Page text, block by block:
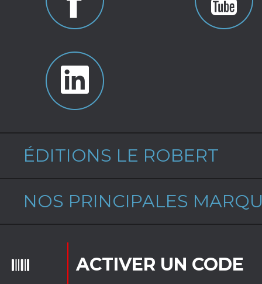
ÉDITIONS LE ROBERT
NOS PRINCIPALES
ACTIVER UN CODE